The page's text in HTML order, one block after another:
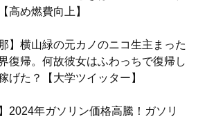
高め燃費向上】
】横山緑の元カノのニコ生主まった
復帰。何故彼女はふわっちで復帰し
げた？【大学ツイッター】
2024年ガソリン価格高騰！ガソリ